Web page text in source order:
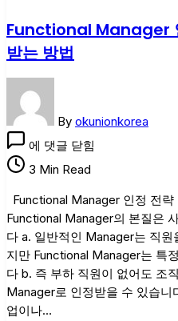
Functional Manager
받는 방법
By okunionkorea
Functional
인
정
전
략
인
력
없
이
에 댓글 닫힘
3 Min Read
Functional Manager 인정 전략
Functional Manager의 본질은
다 a. 일반적인 Manager는 직
지만 Functional Manager는 특
다 b. 즉 부하 직원이 없어도 조
Manager로 인정받을 수 있습니
업이나…